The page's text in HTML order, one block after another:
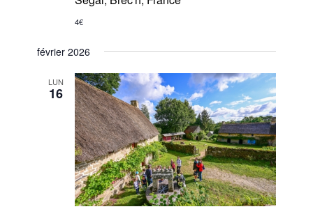
4€
février 2026
LUN
16